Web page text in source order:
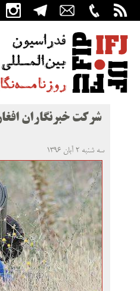
شرکت خبرنگاران
سه شنبه ۲ آبان ۱۳۹۶